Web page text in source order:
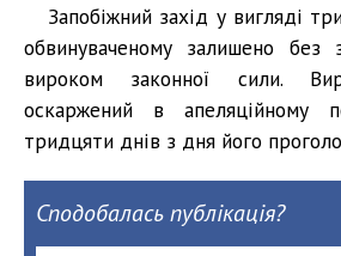
Запобіжний захід у вигляді
обвинуваченому залишено без
вироком законної сили.
оскаржений в апеляційному
тридцяти днів з дня його
Сподобалась публікація?